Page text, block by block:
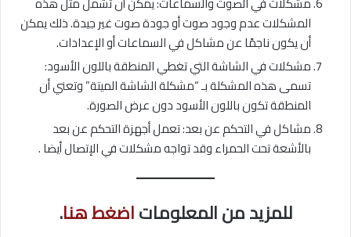
المشكلات عدم وجود صوت أو جودة صوت غير جيدة. ذلك يمكن
أن يكون ناجمًا عن مشاكل في السماعات أو الإعدادات.
مشكلات في الشاشة التي تغطي المنطقة باللون الأسود:
تسمى هذه المشكلة بـ “مشكلة الشاشة الميتة” وتعني أن
المنطقة تكون باللون الأسود دون عرض الصورة.
مشاكل في التحكم عن بعد: تعمل أجهزة التحكم عن بعد
بالأشعة تحت الحمراء وقد تواجه مشكلات في الإتصال أيضا .
للمزيد من المعلوماتاضغط هنا.